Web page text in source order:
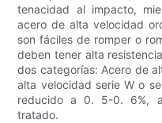
tenacidad al impacto,
acero de alta velocidad
son fáciles de romper o
deben tener alta
dos categorías: Acero de
alta velocidad serie W o
reducido a 0. 5-0. 6%,
tratado.